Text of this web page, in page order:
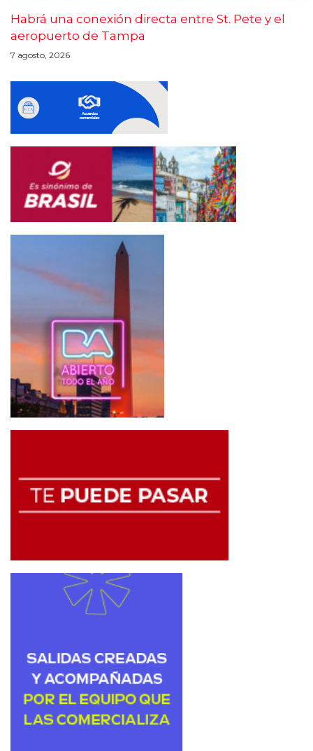
Habrá una conexión directa entre St. Pete y el
aeropuerto de Tampa
7 agosto, 2026